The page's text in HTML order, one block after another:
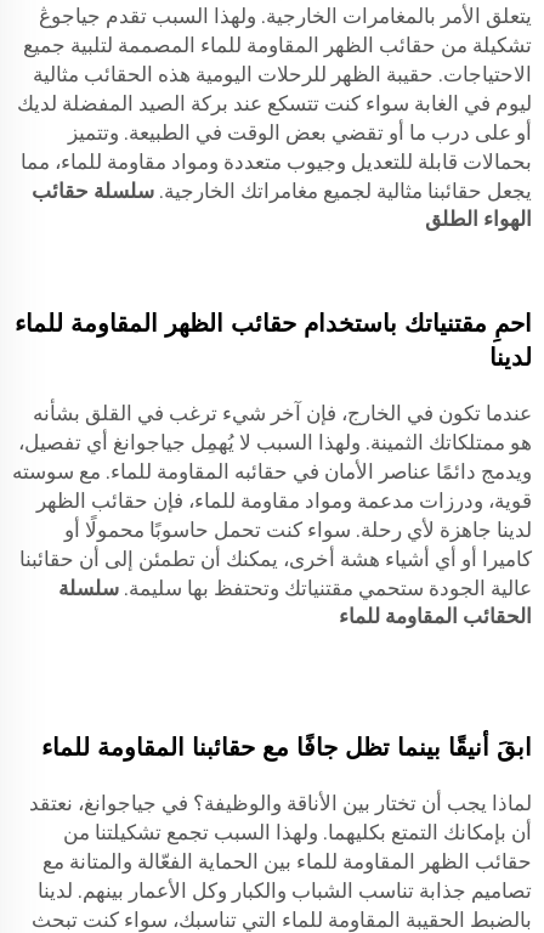
يتعلق الأمر بالمغامرات الخارجية. ولهذا السبب تقدم جياجوڠ
تشكيلة من حقائب الظهر المقاومة للماء المصممة لتلبية جميع
الاحتياجات. حقيبة الظهر للرحلات اليومية هذه الحقائب مثالية
ليوم في الغابة سواء كنت تتسكع عند بركة الصيد المفضلة لديك
أو على درب ما أو تقضي بعض الوقت في الطبيعة. وتتميز
بحمالات قابلة للتعديل وجيوب متعددة ومواد مقاومة للماء، مما
يجعل حقائبنا مثالية لجميع مغامراتك الخارجية. سلسلة حقائب
الهواء الطلق
احمِ مقتنياتك باستخدام حقائب الظهر المقاومة للماء
لدينا
عندما تكون في الخارج، فإن آخر شيء ترغب في القلق بشأنه
هو ممتلكاتك الثمينة. ولهذا السبب لا يُهمِل جياجوانغ أي تفصيل،
ويدمج دائمًا عناصر الأمان في حقائبه المقاومة للماء. مع سوسته
قوية، ودرزات مدعمة ومواد مقاومة للماء، فإن حقائب الظهر
لدينا جاهزة لأي رحلة. سواء كنت تحمل حاسوبًا محمولًا أو
كاميرا أو أي أشياء هشة أخرى، يمكنك أن تطمئن إلى أن حقائبنا
عالية الجودة ستحمي مقتنياتك وتحتفظ بها سليمة. سلسلة
الحقائب المقاومة للماء
ابقَ أنيقًا بينما تظل جافًا مع حقائبنا المقاومة للماء
لماذا يجب أن تختار بين الأناقة والوظيفة؟ في جياجوانغ، نعتقد
أن بإمكانك التمتع بكليهما. ولهذا السبب تجمع تشكيلتنا من
حقائب الظهر المقاومة للماء بين الحماية الفعّالة والمتانة مع
تصاميم جذابة تناسب الشباب والكبار وكل الأعمار بينهم. لدينا
بالضبط الحقيبة المقاومة للماء التي تناسبك، سواء كنت تبحث